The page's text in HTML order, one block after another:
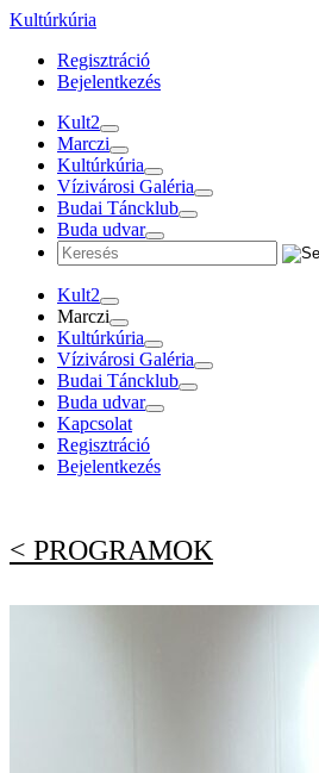
Tovább
tartalomra
Kultúrkúria
Regisztráció
Bejelentkezés
Kult2
Marczi
Kultúrkúria
Vízivárosi Galéria
Budai Táncklub
Buda udvar
Kult2
Marczi
Kultúrkúria
Vízivárosi Galéria
Budai Táncklub
Buda udvar
Kapcsolat
Regisztráció
Bejelentkezés
< PROGRAMOK